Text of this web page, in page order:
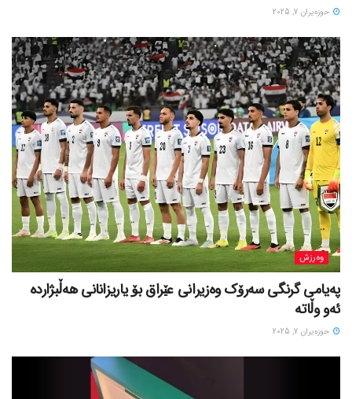
حوزه‌یران 7, 2025
وەرزش
پەیامی گرنگی سەرۆک وەزیرانی عێراق بۆ یاریزانانی هەڵبژارده
ئەو وڵاتە
حوزه‌یران 7, 2025